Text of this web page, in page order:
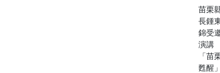
苗栗
長鍾
錦受
演講
「苗
甦醒